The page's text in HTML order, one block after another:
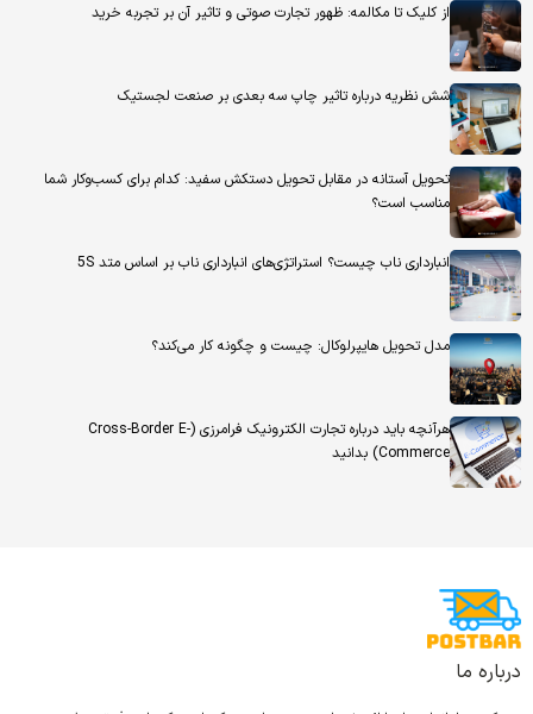
از کلیک تا مکالمه: ظهور تجارت صوتی و تاثیر آن بر تجربه خرید
شش نظریه درباره تاثیر چاپ سه بعدی بر صنعت لجستیک
تحویل آستانه در مقابل تحویل دستکش سفید: کدام برای کسب‌وکار شما
مناسب است؟
انبارداری ناب چیست؟ استراتژی‌های انبارداری ناب بر اساس متد 5S
مدل تحویل هایپرلوکال: چیست و چگونه کار می‌کند؟
هرآنچه باید درباره تجارت الکترونیک فرامرزی (Cross-Border E-
Commerce) بدانید
درباره ما